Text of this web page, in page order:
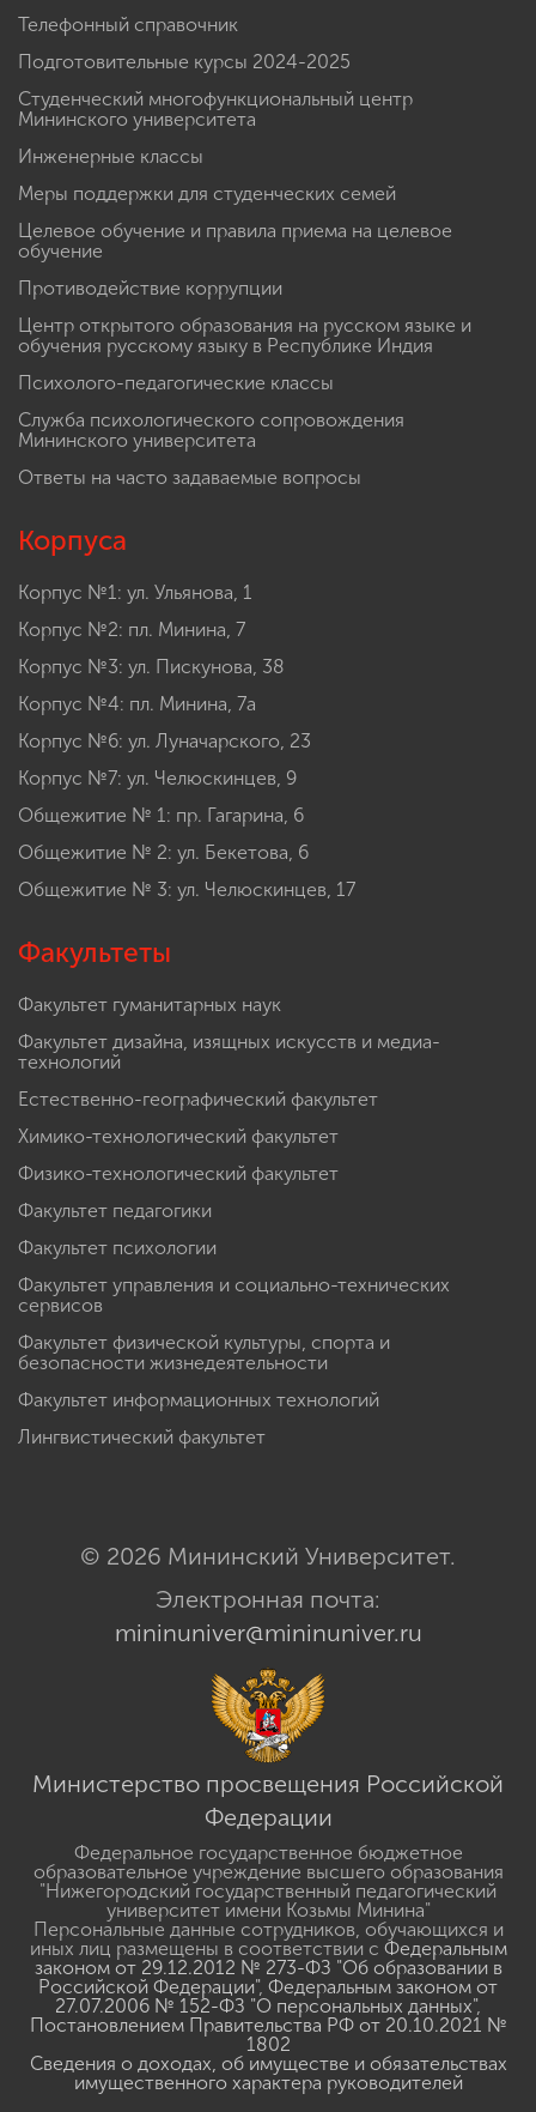
Телефонный справочник
Подготовительные курсы 2024-2025
Студенческий многофункциональный центр
Мининского университета
Инженерные классы
Меры поддержки для студенческих семей
Целевое обучение и правила приема на целевое
обучение
Противодействие коррупции
Центр открытого образования на русском языке и
обучения русскому языку в Республике Индия
Психолого-педагогические классы
Служба психологического сопровождения
Мининского университета
Ответы на часто задаваемые вопросы
Корпуса
Корпус №1: ул. Ульянова, 1
Корпус №2: пл. Минина, 7
Корпус №3: ул. Пискунова, 38
Корпус №4: пл. Минина, 7а
Корпус №6: ул. Луначарского, 23
Корпус №7: ул. Челюскинцев, 9
Общежитие № 1: пр. Гагарина, 6
Общежитие № 2: ул. Бекетова, 6
Общежитие № 3: ул. Челюскинцев, 17
Факультеты
Факультет гуманитарных наук
Факультет дизайна, изящных искусств и медиа-
технологий
Естественно-географический факультет
Химико-технологический факультет
Физико-технологический факультет
Факультет педагогики
Факультет психологии
Факультет управления и социально-технических
сервисов
Факультет физической культуры, спорта и
безопасности жизнедеятельности
Факультет информационных технологий
Лингвистический факультет
© 2026 Мининский Университет.
Электронная почта:
mininuniver@mininuniver.ru
Министерство просвещения Российской
Федерации
Федеральное государственное бюджетное
образовательное учреждение высшего образования
"Нижегородский государственный педагогический
университет имени Козьмы Минина"
Персональные данные сотрудников, обучающихся и
иных лиц размещены в соответствии с Федеральным
законом от 29.12.2012 № 273-ФЗ "Об образовании в
Российской Федерации", Федеральным законом от
27.07.2006 № 152-ФЗ "О персональных данных",
Постановлением Правительства РФ от 20.10.2021 №
1802
Сведения о доходах, об имуществе и обязательствах
имущественного характера руководителей